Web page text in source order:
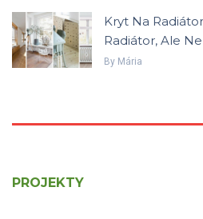
Kryt Na
Radiátor, Ale
By Mária
PROJEKTY